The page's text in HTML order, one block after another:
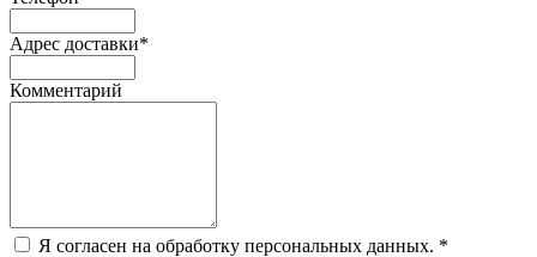
Адрес доставки*
Комментарий
Я согласен на обработку персональных данных. *